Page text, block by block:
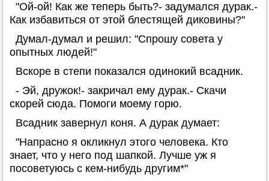
"Ой-ой! Как же теперь быть?- задумался дурак.-
Как избавиться от этой блестящей диковины?"
Думал-думал и решил: "Спрошу совета у
опытных людей!"
Вскоре в степи показался одинокий всадник.
- Эй, дружок!- закричал ему дурак.- Скачи
скорей сюда. Помоги моему горю.
Всадник завернул коня. А дурак думает:
"Напрасно я окликнул этого человека. Кто
знает, что у него под шапкой. Лучше уж я
посоветуюсь с кем-нибудь другим*"